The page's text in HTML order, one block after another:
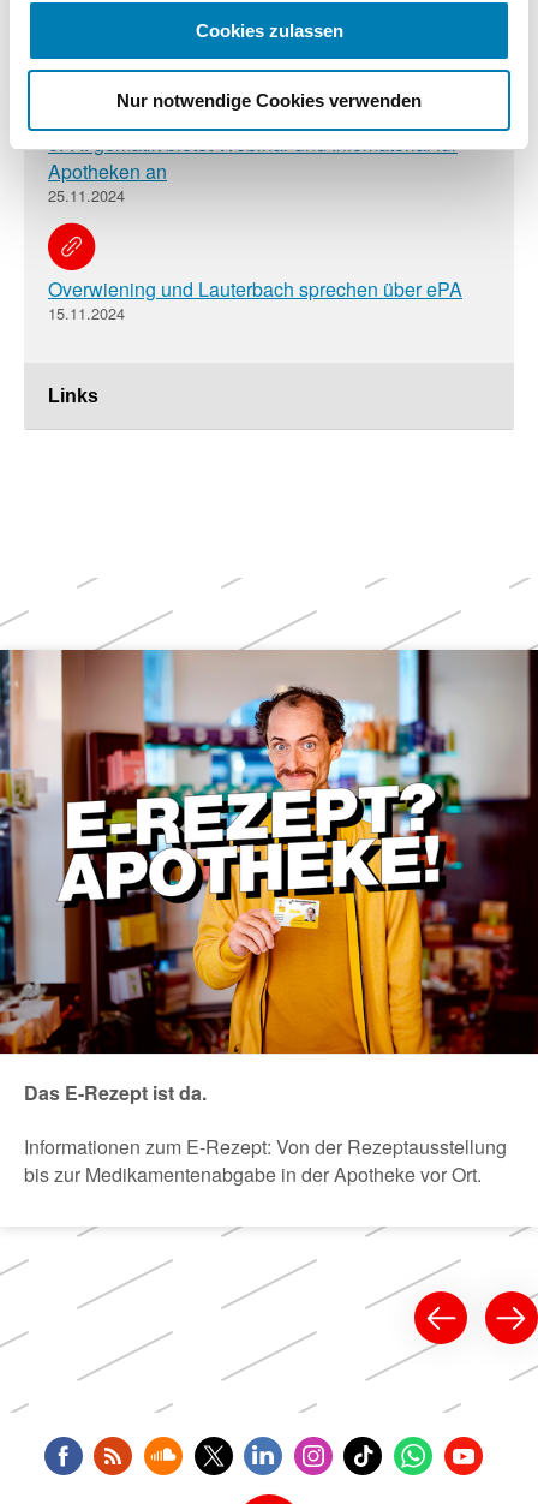
Cookies zulassen
Nur notwendige Cookies verwenden
Links
ePA-Seminar jetzt online zum Anschauen
ePA: gematik bietet Webinar und Infomaterial für
Apotheken an
25.11.2024
Overwiening und Lauterbach sprechen über ePA
15.11.2024
Weitere
Themen
Das E-Rezept ist da.
Informationen zum E-Rezept: Von der Rezeptausstellung
bis zur Medikamentenabgabe in der Apotheke vor Ort.